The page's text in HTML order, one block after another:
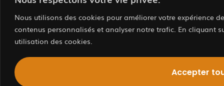
Nous utilisons des cookies pour améliorer votre expérience
contenus personnalisés et analyser notre trafic. En cliquant
utilisation des cookies.
Accepter